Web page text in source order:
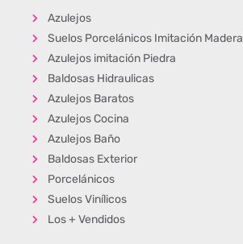
Azulejos
Suelos Porcelánicos Imitación Madera
Azulejos imitación Piedra
Baldosas Hidraulicas
Azulejos Baratos
Azulejos Cocina
Azulejos Baño
Baldosas Exterior
Porcelánicos
Suelos Vinílicos
Los + Vendidos